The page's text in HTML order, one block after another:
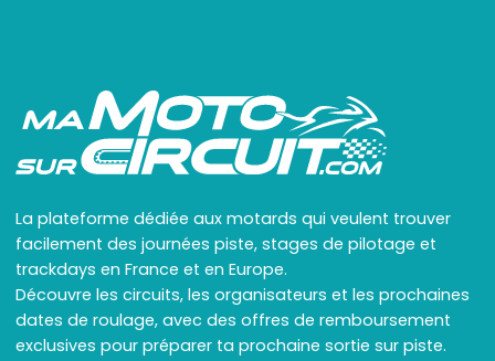
La plateforme dédiée aux motards qui veulent trouver
facilement des journées piste, stages de pilotage et
trackdays en France et en Europe.
Découvre les circuits, les organisateurs et les prochaines
dates de roulage, avec des offres de remboursement
exclusives pour préparer ta prochaine sortie sur piste.